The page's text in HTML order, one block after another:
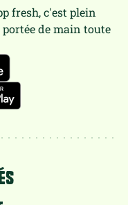
fresh, c'est plein
de main toute